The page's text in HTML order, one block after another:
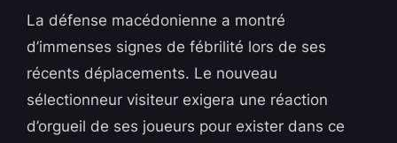
La défense macédonienne a montré
d’immenses signes de fébrilité lors de ses
récents déplacements. Le nouveau
sélectionneur visiteur exigera une réaction
d’orgueil de ses joueurs pour exister dans ce